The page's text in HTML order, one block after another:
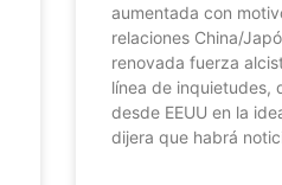
aumentada con
relaciones China/
renovada fuerza
línea de inquietudes,
desde EEUU en la
dijera que habrá